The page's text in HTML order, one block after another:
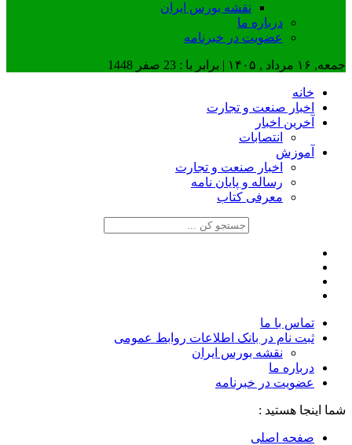
نقشه بورس ایران
درباره ما
عضويت در خبرنامه
جمعه, ۱۶ مرداد , ۱۴۰۵ | برابر با : 23 صفر 1448
خانه
اخبار صنعت و تجارت
آخرین اخبار
انتصابات
آموزش
اخبار صنعت و تجارت
رساله و پایان نامه
معرفی کتاب
تماس با ما
ثبت نام در بانک اطلاعات روابط عمومی
نقشه بورس ایران
درباره ما
عضويت در خبرنامه
شما اینجا هستید :
صفحه اصلی